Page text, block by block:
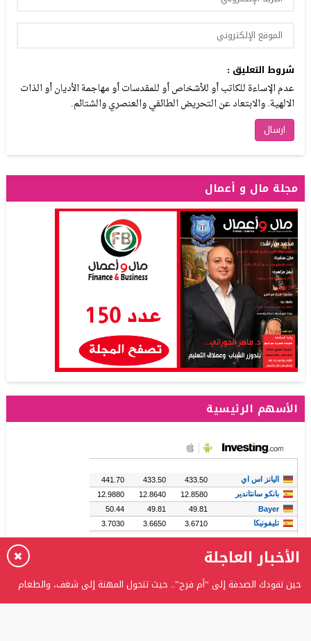
شروط التعليق :
عدم الإساءة للكاتب أو للأشخاص أو للمقدسات أو مهاجمة الأديان أو الذات
الالهية. والابتعاد عن التحريض الطائفي والعنصري والشتائم.
مجلة مال و أعمال
الأسهم الرئيسية
الأخبار العاجلة
حين تقودك الصدفة إلى “أم فرح”.. حيث تتحول المهنة إلى شغف، والطعام
إلى حكاية